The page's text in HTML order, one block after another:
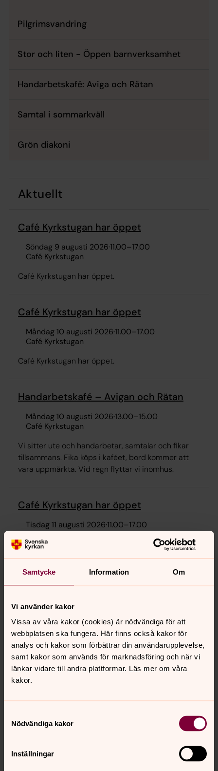
Samtycke Information Om
Vi använder kakor
Vissa av våra kakor (cookies) är nödvändiga för att
webbplatsen ska fungera. Här finns också kakor för
analys och kakor som förbättrar din användarupplevelse,
samt kakor som används för marknadsföring och när vi
länkar vidare till andra plattformar. Läs mer om våra
kakor.
Nödvändiga kakor
Inställningar
Pilgrimsvandring
Stor och liten - Öppen barnverksamhet
Handarbetskafé: Aviga och Rätan
Samtal i sommarkväll
Grön diakoni
Aktuellt
Café Kyrkstugan har öppet
söndag 9 augusti 2026·11.00–17.00
Café Kyrkstugan
Café Kyrkstugan har öppet.
Café Kyrkstugan har öppet
måndag 10 augusti 2026·11.00–17.00
Café Kyrkstugan
Café Kyrkstugan har öppet.
Handarbetskafé – Avigan och Rätan
måndag 10 augusti 2026·13.00–15.00
Café Kyrkstugan
Vi sitter ute och handarbetar, samtalar och fikar
tillsammans. Fika köps i kaféet, bord kommer att
vara uppmärkta. Vid regn flyttar vi inomhus.
Café Kyrkstugan har öppet
tisdag 11 augusti 2026·11.00–17.00
Café Kyrkstugan
Café Kyrkstugan har öppet.
Pilgrimsvandring vid Kyrkstugan
tisdag 11 augusti 2026
Café Kyrkstugan
Välkomna till en kortare pilgrimsvandring i skogen
bakom Sköns kyrka. Vandringen är ca 5 km och
inleds med en andakt. Samling vid Café Kyrkstugan.
Efteråt finns det möjlighet att köpa fika. Inställt vid
regn. I samverkan med Sensus.